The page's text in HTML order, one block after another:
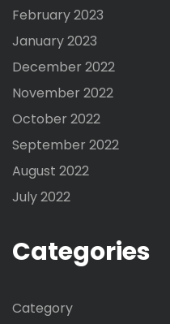
February 2023
January 2023
December 2022
November 2022
October 2022
September 2022
August 2022
July 2022
Categories
Category